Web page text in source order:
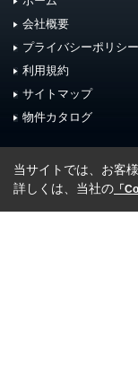
会社概要
プライバシーポリシー
利用規約
サイトマップ
物件カタログ
当サイトでは、お客
詳しくは、当社の 「